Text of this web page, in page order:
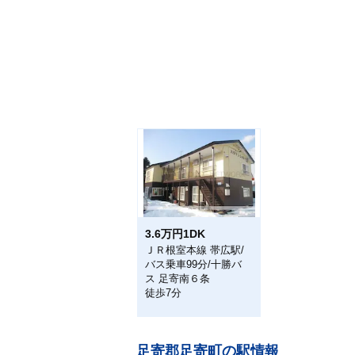
3.6万円1DK
ＪＲ根室本線 帯広駅/
バス乗車99分/十勝バ
ス 足寄南６条
徒歩7分
足寄郡足寄町の駅情報